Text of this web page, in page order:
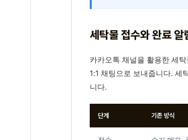
세탁물 접수와 완료 알
카카오톡 채널을 활용한 세
1:1 채팅으로 보내줍니다. 세
니다.
단계 기존 방식